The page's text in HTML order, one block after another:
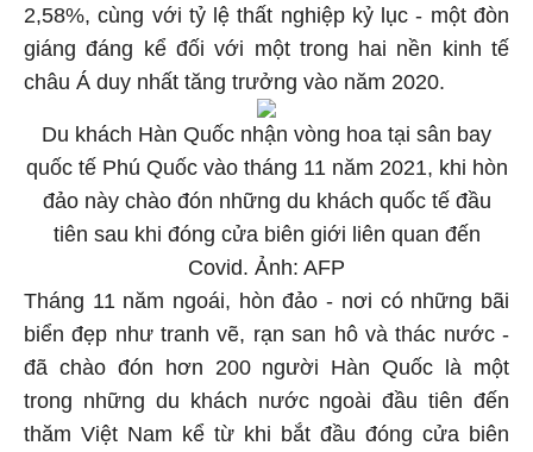
2,58%, cùng với tỷ lệ thất nghiệp kỷ lục - một đòn
giáng đáng kể đối với một trong hai nền kinh tế
châu Á duy nhất tăng trưởng vào năm 2020.
Du khách Hàn Quốc nhận vòng hoa tại sân bay
quốc tế Phú Quốc vào tháng 11 năm 2021, khi hòn
đảo này chào đón những du khách quốc tế đầu
tiên sau khi đóng cửa biên giới liên quan đến
Covid. Ảnh: AFP
Tháng 11 năm ngoái, hòn đảo - nơi có những bãi
biển đẹp như tranh vẽ, rạn san hô và thác nước -
đã chào đón hơn 200 người Hàn Quốc là một
trong những du khách nước ngoài đầu tiên đến
thăm Việt Nam kể từ khi bắt đầu đóng cửa biên